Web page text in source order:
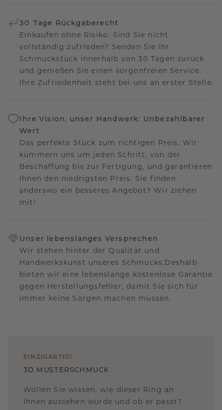
30 Tage Rückgaberecht
Einkaufen ohne Risiko. Sind Sie nicht
vollständig zufrieden? Senden Sie Ihr
Schmuckstück innerhalb von 30 Tagen zurück
und genießen Sie einen sorgenfreien Service.
Ihre Zufriedenheit steht bei uns an erster Stelle.
Ihre Vision, unser Handwerk: Unbezahlbarer
Wert
Das perfekte Stück zum richtigen Preis. Wir
kümmern uns um jeden Schritt, von der
Beschaffung bis zur Fertigung, und garantieren
Ihnen den niedrigsten Preis. Sie finden
anderswo ein besseres Angebot? Wir ziehen
mit!
Unser lebenslanges Versprechen
Wir stehen hinter der Qualität und
Handwerkskunst unseres Schmucks.Deshalb
bieten wir eine lebenslange kostenlose Garantie
gegen Herstellungsfehler, damit Sie sich für
immer keine Sorgen machen müssen.
EINZIGARTIG !
3D MUSTERSCHMUCK
Wollen Sie wissen, wie dieser Ring an
Ihnen aussehen würde und ob er passt?